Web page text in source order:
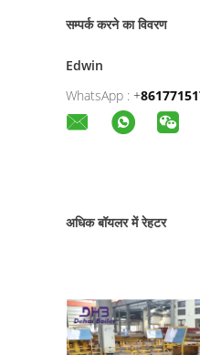
सम्पर्क करने का विवरण
Edwin
WhatsApp : +
अधिक बॉयलर में रेहटर